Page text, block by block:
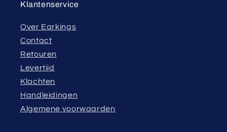
Klantenservice
Over Earkings
Contact
Retouren
Levertijd
Klachten
Handleidingen
Algemene voorwaarden